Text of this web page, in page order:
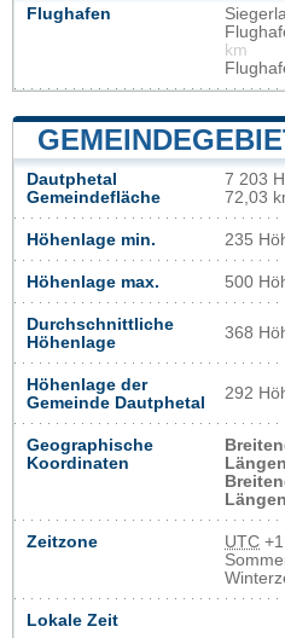
Flughafen
km
Dautphetal
Gemeindefläche
7 203
72,03
Höhenlage min. 235
Höhenlage max. 500
Durchschnittliche
Höhenlage
368
Höhenlage der
Gemeinde Dautphetal
292
Geographische
Koordinaten
Zeitzone UTC
Lokale Zeit